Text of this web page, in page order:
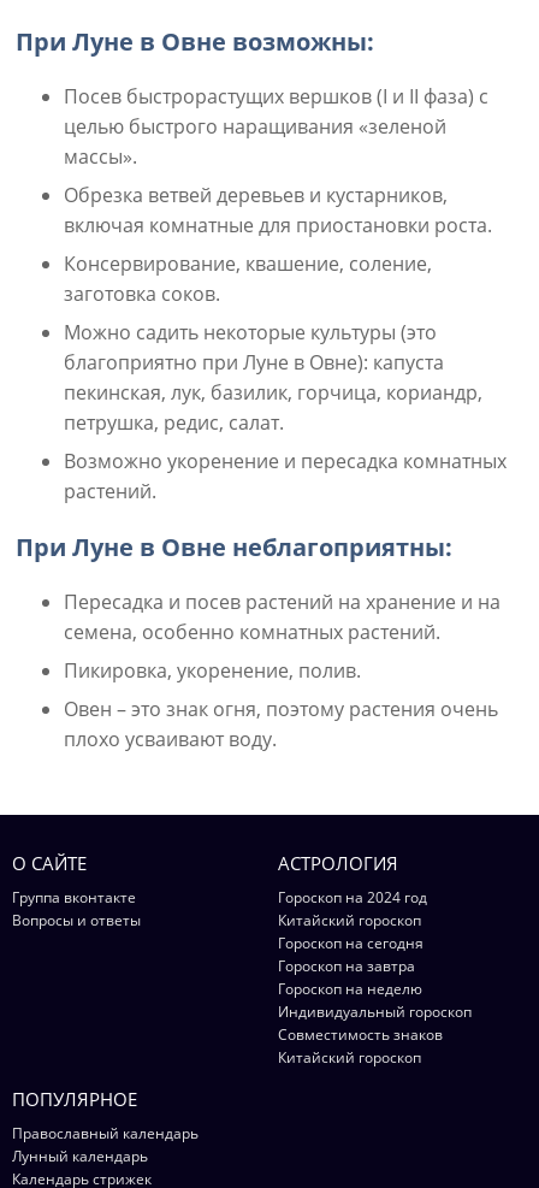
При Луне в Овне возможны:
Посев быстрорастущих вершков (I и II фаза) с
целью быстрого наращивания «зеленой
массы».
Обрезка ветвей деревьев и кустарников,
включая комнатные для приостановки роста.
Консервирование, квашение, соление,
заготовка соков.
Можно садить некоторые культуры (это
благоприятно при Луне в Овне): капуста
пекинская, лук, базилик, горчица, кориандр,
петрушка, редис, салат.
Возможно укоренение и пересадка комнатных
растений.
При Луне в Овне неблагоприятны:
Пересадка и посев растений на хранение и на
семена, особенно комнатных растений.
Пикировка, укоренение, полив.
Овен – это знак огня, поэтому растения очень
плохо усваивают воду.
О САЙТЕ
Группа вконтакте
Вопросы и ответы
АСТРОЛОГИЯ
Гороскоп на 2024 год
Китайский гороскоп
Гороскоп на сегодня
Гороскоп на завтра
Гороскоп на неделю
Индивидуальный гороскоп
Совместимость знаков
Китайский гороскоп
ПОПУЛЯРНОЕ
Православный календарь
Лунный календарь
Календарь стрижек